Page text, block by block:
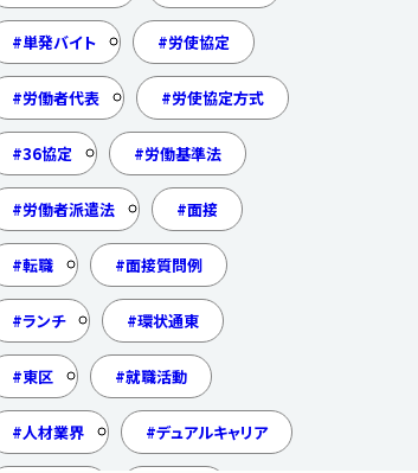
単発バイト 労使協定
労働者代表 労使協定方式
36協定 労働基準法
労働者派遣法 面接
転職 面接質問例
ランチ 環状通東
東区 就職活動
人材業界 デュアルキャリア